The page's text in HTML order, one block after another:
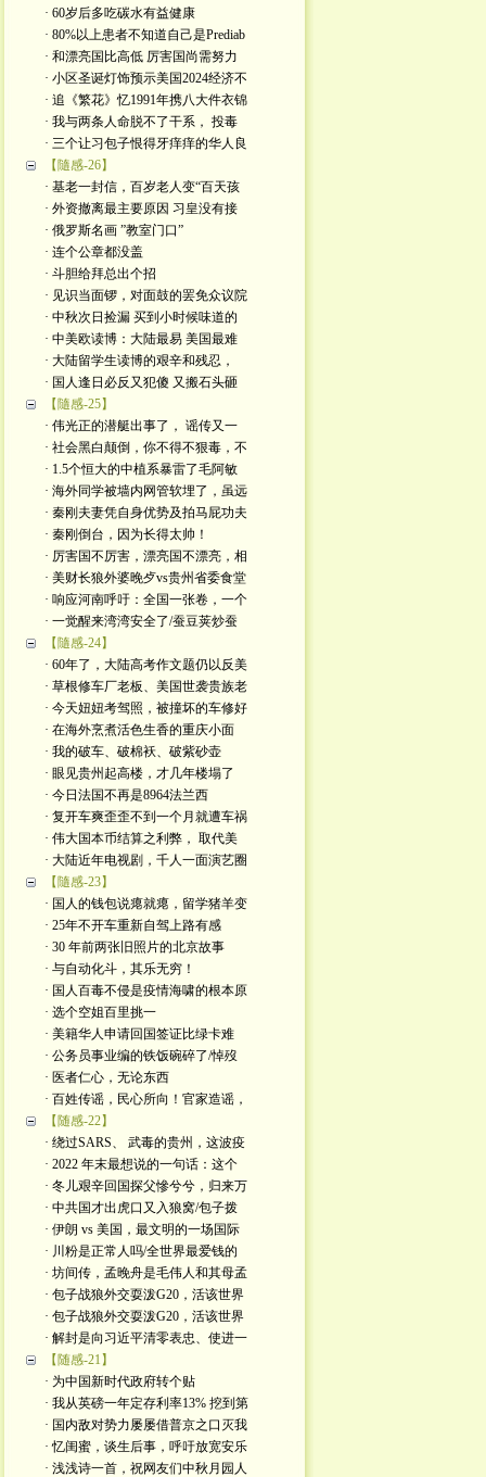
· 60岁后多吃碳水有益健康
· 80%以上患者不知道自己是Prediab
· 和漂亮国比高低 厉害国尚需努力
· 小区圣诞灯饰预示美国2024经济不
· 追《繁花》忆1991年携八大件衣锦
· 我与两条人命脱不了干系， 投毒
· 三个让习包子恨得牙痒痒的华人良
【隨感-26】
· 基老一封信，百岁老人变“百天孩
· 外资撤离最主要原因 习皇没有接
· 俄罗斯名画 ”教室门口”
· 连个公章都没盖
· 斗胆给拜总出个招
· 见识当面锣，对面鼓的罢免众议院
· 中秋次日捡漏 买到小时候味道的
· 中美欧读博：大陆最易 美国最难
· 大陆留学生读博的艰辛和残忍，
· 国人逢日必反又犯傻 又搬石头砸
【隨感-25】
· 伟光正的潜艇出事了， 谣传又一
· 社会黑白颠倒，你不得不狠毒，不
· 1.5个恒大的中植系暴雷了毛阿敏
· 海外同学被墙内网管软埋了，虽远
· 秦刚夫妻凭自身优势及拍马屁功夫
· 秦刚倒台，因为长得太帅！
· 厉害国不厉害，漂亮国不漂亮，相
· 美财长狼外婆晚歺vs贵州省委食堂
· 响应河南呼吁：全国一张卷，一个
· 一觉醒来湾湾安全了/蚕豆荚炒蚕
【隨感-24】
· 60年了，大陆高考作文题仍以反美
· 草根修车厂老板、美国世袭贵族老
· 今天妞妞考驾照，被撞坏的车修好
· 在海外烹煮活色生香的重庆小面
· 我的破车、破棉袄、破紫砂壶
· 眼见贵州起高楼，才几年楼塌了
· 今日法国不再是8964法兰西
· 复开车爽歪歪不到一个月就遭车祸
· 伟大国本币结算之利弊， 取代美
· 大陆近年电视剧，千人一面演艺圈
【隨感-23】
· 国人的钱包说瘪就瘪，留学猪羊变
· 25年不开车重新自驾上路有感
· 30 年前两张旧照片的北京故事
· 与自动化斗，其乐无穷！
· 国人百毒不侵是疫情海啸的根本原
· 选个空姐百里挑一
· 美籍华人申请回国签证比绿卡难
· 公务员事业编的铁饭碗碎了/悼歿
· 医者仁心，无论东西
· 百姓传谣，民心所向！官家造谣，
【随感-22】
· 绕过SARS、 武毒的贵州，这波疫
· 2022 年末最想说的一句话：这个
· 冬儿艰辛回国探父慘兮兮，归来万
· 中共国才出虎口又入狼窝/包子拨
· 伊朗 vs 美国，最文明的一场国际
· 川粉是正常人吗/全世界最爱钱的
· 坊间传，孟晚舟是毛伟人和其母孟
· 包子战狼外交耍泼G20，活该世界
· 包子战狼外交耍泼G20，活该世界
· 解封是向习近平清零表忠、使进一
【随感-21】
· 为中国新时代政府转个贴
· 我从英磅一年定存利率13% 挖到第
· 国内敌对势力屡屡借普京之口灭我
· 忆闺蜜，谈生后事，呼吁放宽安乐
· 浅浅诗一首，祝网友们中秋月园人